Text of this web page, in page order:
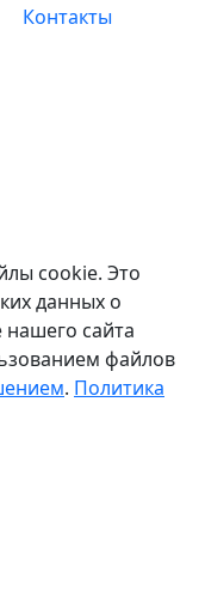
Контакты
cookie. Это
данных о
сайта
файлов
. Политика